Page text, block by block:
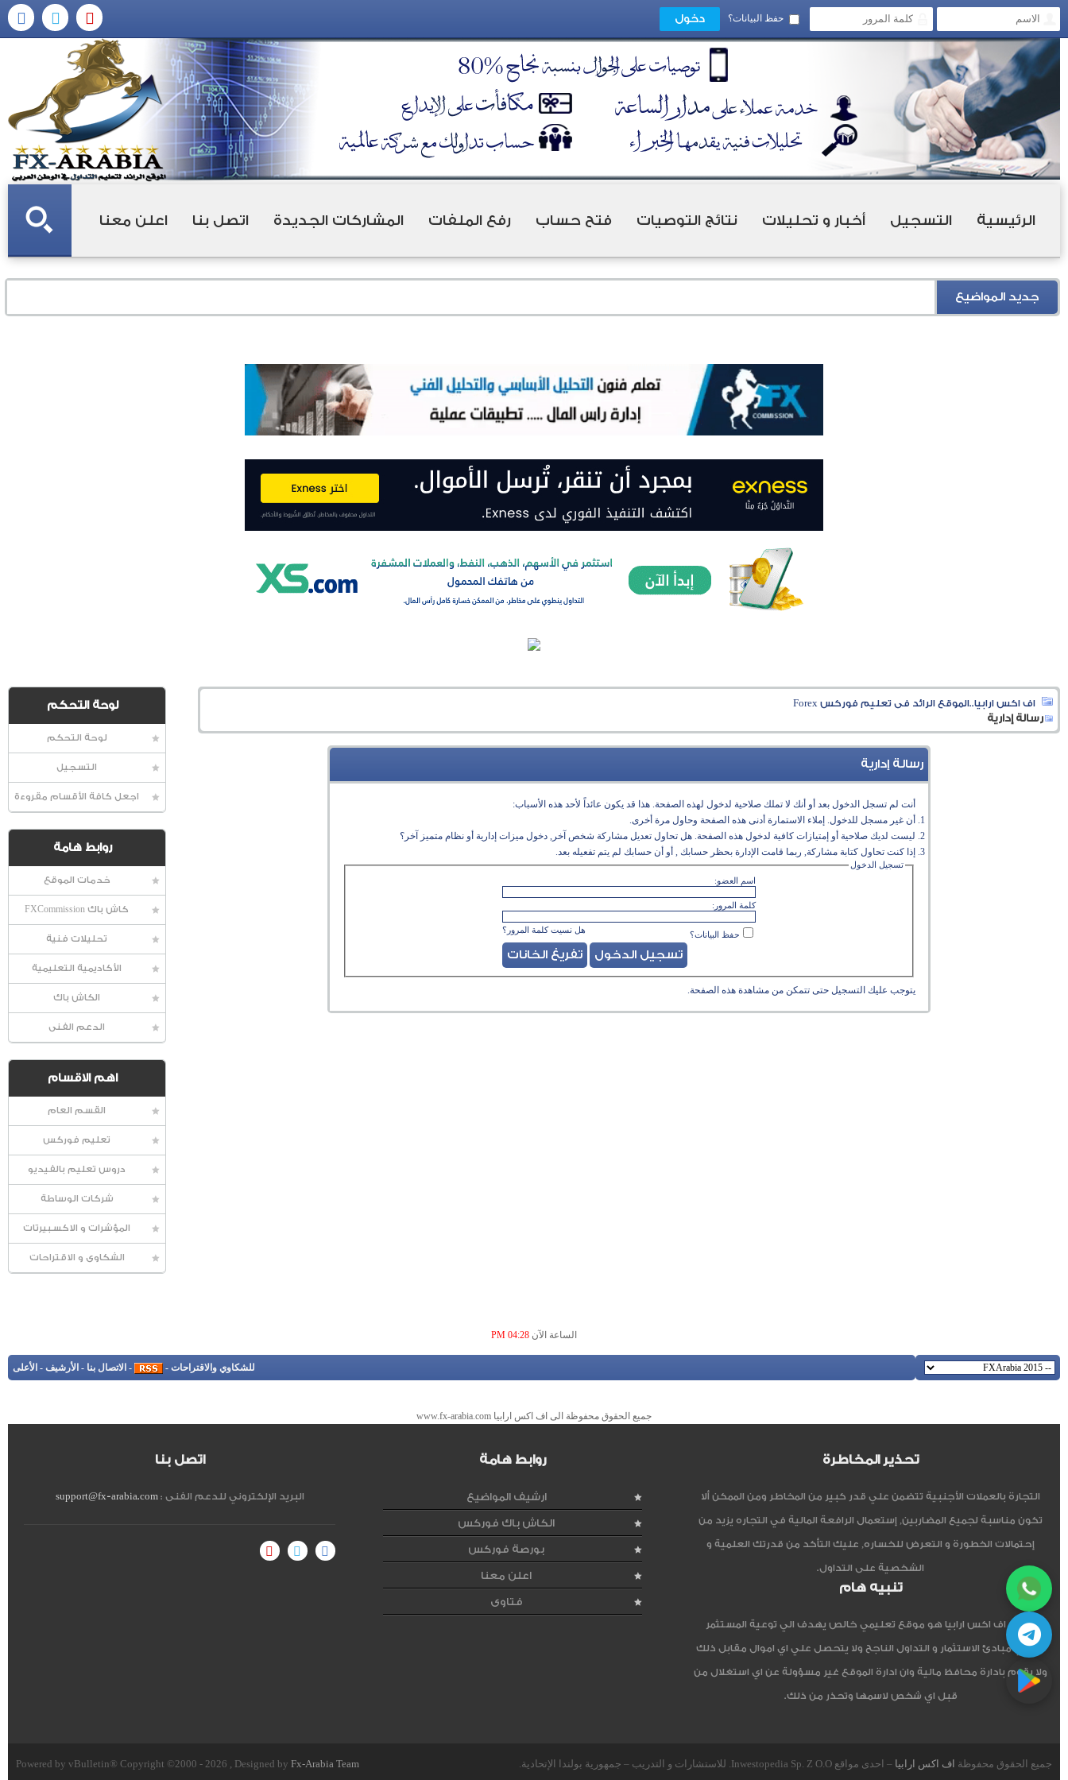
حفظ البيانات؟
الرئيسية التسجيل أخبار و تحليلات نتائج التوصيات فتح حساب رفع الملفات المشاركات الجديدة اتصل بنا اعلن معنا
جديد المواضيع
لوحة التحكم
لوحة التحكم
التسجيل
اجعل كافة الأقسام مقروءة
روابط هامة
خدمات الموقع
كاش باك FXCommission
تحليلات فنية
الأكاديمية التعليمية
الكاش باك
الدعم الفنى
اهم الاقسام
القسم العام
تعليم فوركس
دروس تعليم بالفيديو
شركات الوساطة
المؤشرات و الاكسبيرتات
الشكاوى و الاقتراحات
اف اكس ارابيا..الموقع الرائد فى تعليم فوركس Forex
رسالة إدارية
رسالة إدارية
أنت لم تسجل الدخول بعد أو أنك لا تملك صلاحية لدخول لهذه الصفحة. هذا قد يكون عائداً لأحد هذه الأسباب:
أن غير مسجل للدخول. إملاء الاستمارة أدنى هذه الصفحة وحاول مرة أخرى.
ليست لديك صلاحية أو إمتيازات كافية لدخول هذه الصفحة. هل تحاول تعديل مشاركة شخص آخر, دخول ميزات إدارية أو نظام متميز آخر؟
إذا كنت تحاول كتابة مشاركة, ربما قامت الإدارة بحظر حسابك , أو أن حسابك لم يتم تفعيله بعد.
تسجيل الدخول
اسم العضو:
كلمة المرور:
هل نسيت كلمة المرور؟ حفظ البيانات؟
يتوجب عليكالتسجيل حتى تتمكن من مشاهدة هذه الصفحة.
الساعة الآن 04:28 PM
للشكاوي والاقتراحات -
- الاتصال بنا - الأرشيف - الأعلى
جميع الحقوق محفوظة الى اف اكس ارابيا www.fx-arabia.com
تحذير المخاطرة
التجارة بالعملات الأجنبية تتضمن علي قدر كبير من المخاطر ومن الممكن ألا
تكون مناسبة لجميع المضاربين, إستعمال الرافعة المالية في التجاره يزيد من
إحتمالات الخطورة و التعرض للخساره, عليك التأكد من قدرتك العلمية و
الشخصية على التداول.
تنبيه هام
موقع اف اكس ارابيا هو موقع تعليمي خالص يهدف الي توعية المستثمر
العربي مبادئ الاستثمار و التداول الناجح ولا يتحصل علي اي اموال مقابل ذلك
ولا يقوم بادارة محافظ مالية وان ادارة الموقع غير مسؤولة عن اي استغلال من
قبل اي شخص لاسمها وتحذر من ذلك.
روابط هامة
ارشيف المواضيع
الكاش باك فوركس
بورصة فوركس
اعلن معنا
فتاوى
اتصل بنا
البريد الإلكتروني للدعم الفنى :support@fx-arabia.com
جميع الحقوق محفوظة اف اكس ارابيا – احدى مواقع Inwestopedia Sp. Z O.O. للاستشارات و التدريب – جمهورية بولندا الإتحادية. Powered by vBulletin® Copyright ©2000 - 2026 , Designed by Fx-Arabia Team